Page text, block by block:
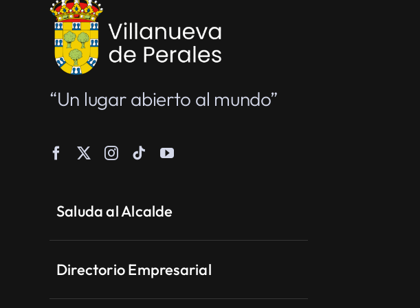
“Un lugar abierto al mundo”
Saluda al Alcalde
Directorio Empresarial